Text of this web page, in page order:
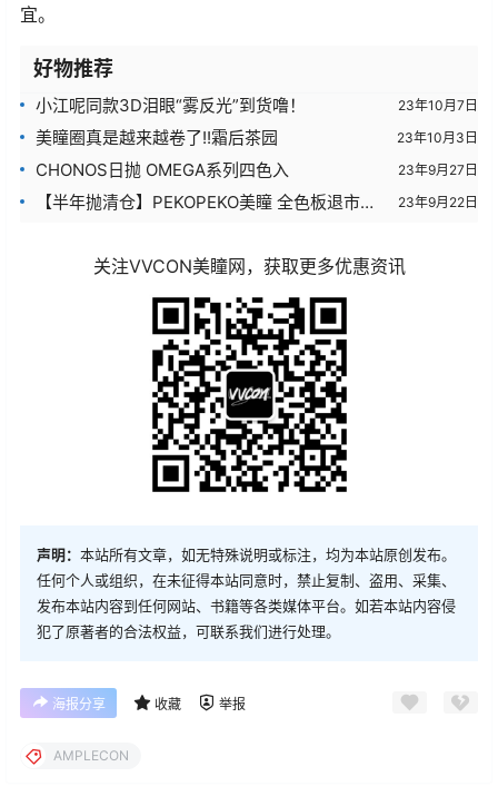
宜。
好物推荐
小江呢同款3D泪眼“雾反光”到货噜！ 23年10月7日
美瞳圈真是越来越卷了!!霜后茶园 23年10月3日
CHONOS日抛 OMEGA系列四色入 23年9月27日
【半年抛清仓】PEKOPEKO美瞳 全色板退市清
23年9月22日
关注VVCON美瞳网，获取更多优惠资讯
声明： 本站所有文章，如无特殊说明或标注，均为本站原创发布。
任何个人或组织，在未征得本站同意时，禁止复制、盗用、采集、
发布本站内容到任何网站、书籍等各类媒体平台。如若本站内容侵
犯了原著者的合法权益，可联系我们进行处理。
海报分享 收藏 举报
AMPLECON